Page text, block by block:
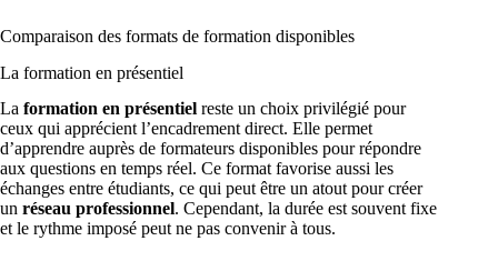
Comparaison des formats de formation disponibles
La formation en présentiel
La formation en présentiel reste un choix privilégié pour
ceux qui apprécient l’encadrement direct. Elle permet
d’apprendre auprès de formateurs disponibles pour répondre
aux questions en temps réel. Ce format favorise aussi les
échanges entre étudiants, ce qui peut être un atout pour créer
un réseau professionnel. Cependant, la durée est souvent fixe
et le rythme imposé peut ne pas convenir à tous.